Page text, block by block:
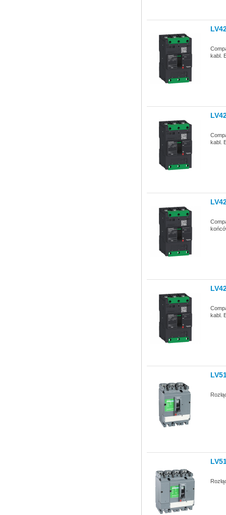
kabl.
kabl.
kabl.